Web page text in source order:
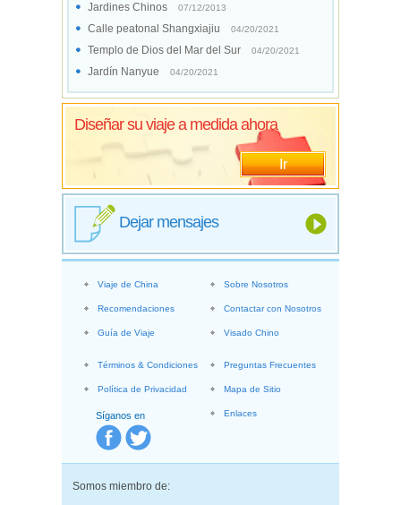
Jardines Chinos 07/12/2013
Calle peatonal Shangxiajiu 04/20/2021
Templo de Dios del Mar del Sur 04/20/2021
Jardín Nanyue 04/20/2021
Diseñar su viaje a medida ahora
Ir
Dejar mensajes
Síganos en
Viaje de China
Recomendaciones
Guía de Viaje
Sobre Nosotros
Contactar con Nosotros
Visado Chino
Términos & Condiciones
Política de Privacidad
Preguntas Frecuentes
Mapa de Sitio
Enlaces
Somos miembro de: